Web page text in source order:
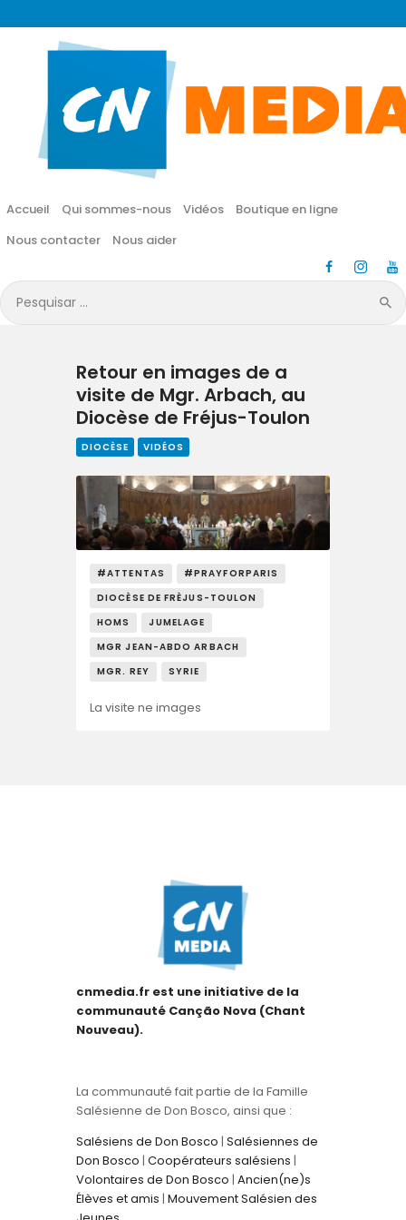
Accueil Qui sommes-nous Vidéos
Boutique en ligne
Nous contacter
Nous aider
Pesquisar
por:
CN MÉDIA
Une vie nouvelle en JESUS !
Accueil
Vidéos
Boutique en ligne
Nous aider
Retour en images de a
visite de Mgr. Arbach, au
Diocèse de Fréjus-Toulon
DIOCÈSE VIDÉOS
#ATTENTAS
#PRAYFORPARIS
DIOCÈSE DE FRÈJUS-TOULON
HOMS
JUMELAGE
MGR JEAN-ABDO ARBACH
MGR. REY
SYRIE
La visite ne images
cnmedia.fr est une initiative de la
communauté Canção Nova (Chant
Nouveau).
La communauté fait partie de la Famille
Salésienne de Don Bosco, ainsi que :
Salésiens de Don Bosco | Salésiennes de
Don Bosco | Coopérateurs salésiens |
Volontaires de Don Bosco | Ancien(ne)s
Élèves et amis | Mouvement Salésien des